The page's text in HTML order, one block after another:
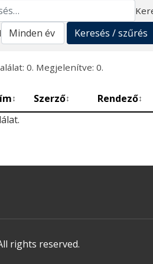
Keresés / szűrés
0. Megjelenítve: 0.
↕ Szerző↕ Rendező↕
rights reserved.